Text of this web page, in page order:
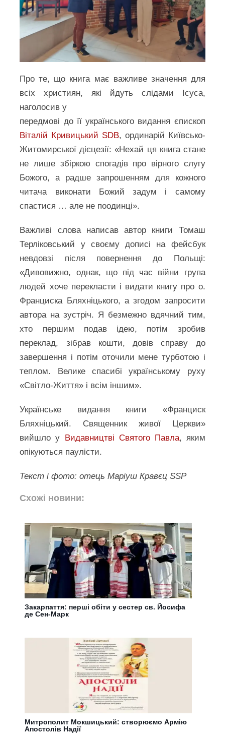
Про те, що книга має важливе значення для
всіх християн, які йдуть слідами Ісуса,
наголосив у
передмові до її українського видання єпископ
Віталій Кривицький SDB, ординарій Київсько-
Житомирської дієцезії: «Нехай ця книга стане
не лише збіркою спогадів про вірного слугу
Божого, а радше запрошенням для кожного
читача виконати Божий задум і самому
спастися … але не поодинці».
Важливі слова написав автор книги Томаш
Терліковський у своєму дописі на фейсбук
невдовзі після повернення до Польщі:
«Дивовижно, однак, що під час війни група
людей хоче перекласти і видати книгу про о.
Франциска Бляхніцького, а згодом запросити
автора на зустріч. Я безмежно вдячний тим,
хто першим подав ідею, потім зробив
переклад, зібрав кошти, довів справу до
завершення і потім оточили мене турботою і
теплом. Велике спасибі українському руху
«Світло-Життя» і всім іншим».
Українське видання книги «Франциск
Бляхніцький. Священник живої Церкви»
вийшло у Видавництві Святого Павла, яким
опікуються паулісти.
Текст і фото: отець Маріуш Кравєц SSP
Схожі новини:
Закарпаття: перші обіти у сестер св. Йосифа
де Сен-Марк
Митрополит Мокшицький: створюємо Армію
Апостолів Надії